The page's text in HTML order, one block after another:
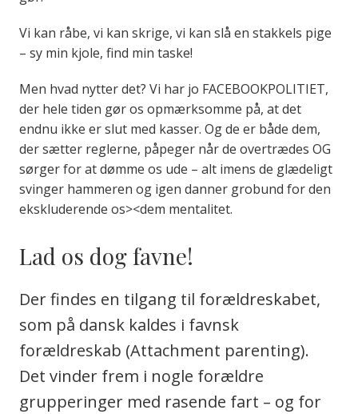
Vi kan råbe, vi kan skrige, vi kan slå en stakkels pige
– sy min kjole, find min taske!
Men hvad nytter det? Vi har jo FACEBOOKPOLITIET,
der hele tiden gør os opmærksomme på, at det
endnu ikke er slut med kasser. Og de er både dem,
der sætter reglerne, påpeger når de overtrædes OG
sørger for at dømme os ude – alt imens de glædeligt
svinger hammeren og igen danner grobund for den
ekskluderende os><dem mentalitet.
Lad os dog favne!
Der findes en tilgang til forældreskabet,
som på dansk kaldes i favnsk
forældreskab (Attachment parenting).
Det vinder frem i nogle forældre
grupperinger med rasende fart – og for